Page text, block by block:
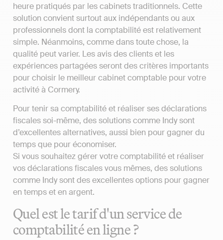
heure pratiqués par les cabinets traditionnels. Cette
solution convient surtout aux indépendants ou aux
professionnels dont la comptabilité est relativement
simple. Néanmoins, comme dans toute chose, la
qualité peut varier. Les avis des clients et les
expériences partagées seront des critères importants
pour choisir le meilleur cabinet comptable pour votre
activité à Cormery.
Pour tenir sa comptabilité et réaliser ses déclarations
fiscales soi-même, des solutions comme Indy sont
d’excellentes alternatives, aussi bien pour gagner du
temps que pour économiser.
Si vous souhaitez gérer votre comptabilité et réaliser
vos déclarations fiscales vous mêmes, des solutions
comme Indy sont des excellentes options pour gagner
en temps et en argent.
Quel est le tarif d'un service de
comptabilité en ligne ?